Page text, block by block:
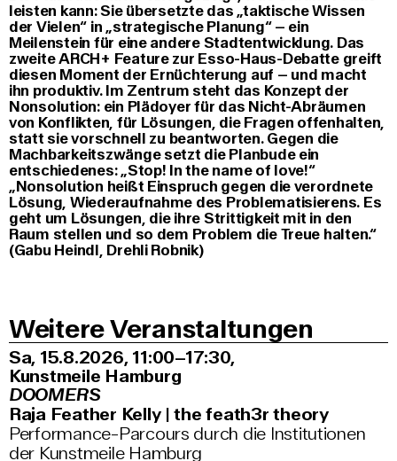
leisten kann: Sie übersetzte das „taktische Wissen
der Vielen“ in „strategische Planung“ – ein
Meilenstein für eine andere Stadtentwicklung. Das
zweite ARCH+ Feature zur Esso-Haus-Debatte greift
diesen Moment der Ernüchterung auf – und macht
ihn produktiv. Im Zentrum steht das Konzept der
Nonsolution: ein Plädoyer für das Nicht-Abräumen
von Konflikten, für Lösungen, die Fragen offenhalten,
statt sie vorschnell zu beantworten. Gegen die
Machbarkeitszwänge setzt die Planbude ein
entschiedenes: „Stop! In the name of love!“
„Nonsolution heißt Einspruch gegen die verordnete
Lösung, Wiederaufnahme des Problematisierens. Es
geht um Lösungen, die ihre Strittigkeit mit in den
Raum stellen und so dem Problem die Treue halten.“
(Gabu Heindl, Drehli Robnik)
Weitere Veranstaltungen
Sa, 15.8.2026 11:00–17:30,
Kunstmeile Hamburg
DOOMERS
Raja Feather Kelly | the feath3r theory
Performance-Parcours durch die Institutionen
der Kunstmeile Hamburg